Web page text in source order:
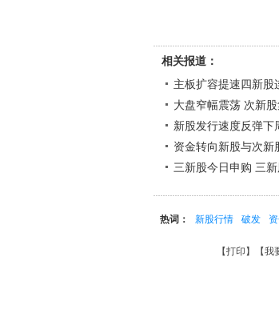
相关报道：
主板扩容提速四新股
大盘窄幅震荡 次新
新股发行速度反弹下
资金转向新股与次新
三新股今日申购 三
热词： 新股行情 破发
【打印 】【我